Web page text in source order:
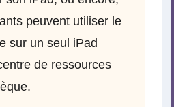
peuvent utiliser le
sur un seul iPad
de ressources